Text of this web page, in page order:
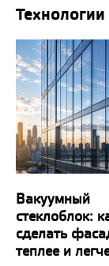
Вакуумный
стеклоблок:
сделать
теплее и